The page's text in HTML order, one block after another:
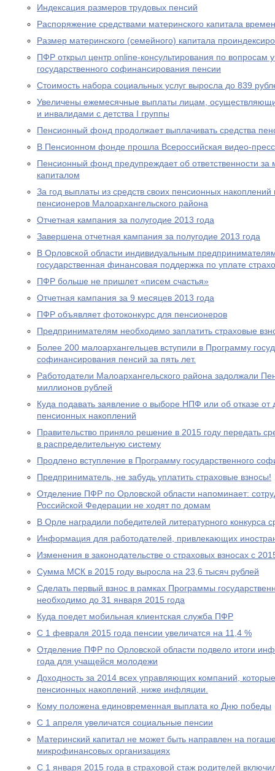
Индексация размеров трудовых пенсий
Распоряжение средствами материнского капитала
Размер материнского (семейного) капитала
ПФР открыл центр online-консультирования по вопросам
государственного софинансирования пенсии
Стоимость набора социальных услуг выросла до 839
Увеличены ежемесячные выплаты лицам,
и инвалидами с детства I группы
Пенсионный фонд продолжает выплачивать средства
В Пенсионном фонде прошла Всероссийская видео-
Пенсионный фонд предупреждает об ответственности
капиталом
За год выплаты из средств своих пенсионных накоплений
пенсионеров Малоархангельского района
Отчетная кампания за полугодие 2013 года
Завершена отчетная кампания за полугодие 2013 года
В Орловской области индивидуальным
государственная финансовая поддержка по уплате
ПФР больше не пришлет «писем счастья»
Отчетная кампания за 9 месяцев 2013 года
ПФР объявляет фотоконкурс для пенсионеров
Предпринимателям необходимо заплатить страховые
Более 200 малоархангельцев вступили в Программу
софинансирования пенсий за пять лет.
Работодатели Малоархангельского района задолжали
миллионов рублей
Куда подавать заявление о выборе НПФ или об отказе
пенсионных накоплений
Правительство приняло решение в 2015 году передать
в распределительную систему
Продлено вступление в Программу государственного
Предприниматель, не забудь уплатить страховые взносы!
Отделение ПФР по Орловской области напоминает:
Российской Федерации не ходят по домам
В Орле наградили победителей литературного конкурса
Информация для работодателей, привлекающих
Изменения в законодательстве о страховых взносах с
Сумма МСК в 2015 году выросла на 23,6 тысяч рублей
Сделать первый взнос в рамках Программы
необходимо до 31 января 2015 года
Куда поедет мобильная клиентская служба ПФР
С 1 февраля 2015 года пенсии увеличатся на 11,4 %
Отделение ПФР по Орловской области подвело итоги
года для учащейся молодежи
Доходность за 2014 всех управляющих компаний,
пенсионных накоплений, ниже инфляции.
Кому положена единовременная выплата ко Дню победы
С 1 апреля увеличатся социальные пенсии
Материнский капитал не может быть направлен на
микрофинансовых организациях
С 1 января 2015 года в страховой стаж родителей